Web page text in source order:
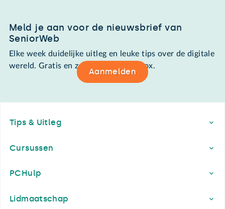
Meld je aan voor de nieuwsbrief van
SeniorWeb
Elke week duidelijke uitleg en leuke tips over de digitale
wereld. Gratis en zomaar in de mailbox.
Aanmelden
Tips & Uitleg
Cursussen
PCHulp
Lidmaatschap